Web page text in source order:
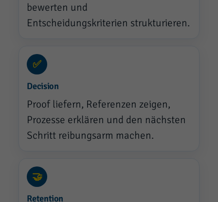
bewerten und
Entscheidungskriterien strukturieren.
✅
Decision
Proof liefern, Referenzen zeigen,
Prozesse erklären und den nächsten
Schritt reibungsarm machen.
🤝
Retention